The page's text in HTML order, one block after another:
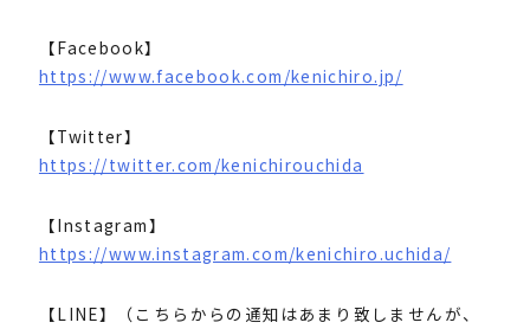
【Facebook】
https://www.facebook.com/kenichiro.jp/
【Twitter】
https://twitter.com/kenichirouchida
【Instagram】
https://www.instagram.com/kenichiro.uchida/
【LINE】（こちらからの通知はあまり致しませんが、